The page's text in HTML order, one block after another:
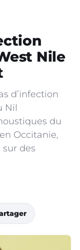
Nile
d’infection
Nil
du
Occitanie,
sur des